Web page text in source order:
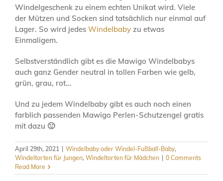
Windelgeschenk zu einem echten Unikat wird. Viele
der Mützen und Socken sind tatsächlich nur einmal auf
Lager. So wird jedes Windelbaby zu etwas
Einmaligem.
Selbstverständlich gibt es die Mawigo Windelbabys
auch ganz Gender neutral in tollen Farben wie gelb,
grün, grau, rot…
Und zu jedem Windelbaby gibt es auch noch einen
farblich passenden Mawigo Perlen-Schutzengel gratis
mit dazu 🙂
April 29th, 2021 Windelbaby oder Windel-Fußball-Baby,
Windeltorten für Jungen, Windeltorten für Mädchen
0 Comments
Read More